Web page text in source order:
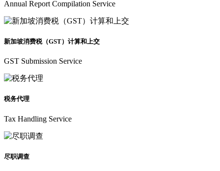
Annual Report Compilation Service
新加坡消费税（GST）计算和上交
GST Submission Service
税务代理
Tax Handling Service
尽职调查